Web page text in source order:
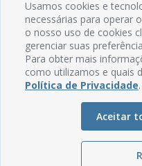
Fone: (83)
Email:
Expediente: Segunda à
Mapa do
Manual de
Usamos cookies e
necessárias para operar
o nosso uso de cookies
gerenciar suas
Para obter mais
como utilizamos e quais
Política de Privacidade.
Aceitar